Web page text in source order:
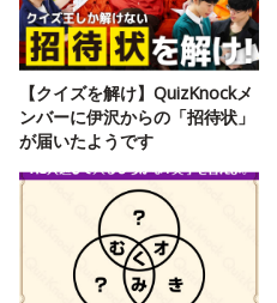
【クイズを解け】QuizKnockメ
ンバーに伊沢からの「招待状」
が届いたようです